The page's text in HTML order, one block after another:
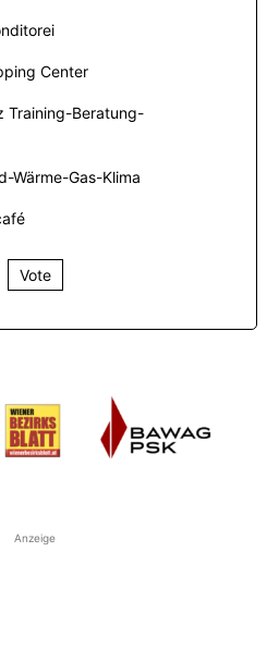
Center
Training-Beratung-
Wärme-Gas-Klima
Vote
Anzeige